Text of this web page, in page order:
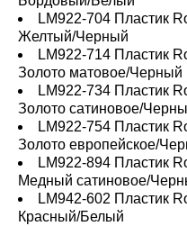
LM922-704 Пластик
Желтый/Черный
LM922-714 Пластик
Золото матовое/Черный
LM922-734 Пластик
Золото сатиновое/
LM922-754 Пластик
Золото европейское/
LM922-894 Пластик
Медный сатиновое/
LM942-602 Пластик
Красный/Белый